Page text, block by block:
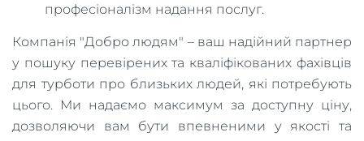
професіоналізм надання послуг.
Компанія "Добро людям" – ваш надійний партнер
у пошуку перевірених та кваліфікованих фахівців
для турботи про близьких людей, які потребують
цього. Ми надаємо максимум за доступну ціну,
дозволяючи вам бути впевненими у якості та